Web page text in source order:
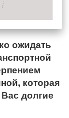
ожидать
которая
долгие